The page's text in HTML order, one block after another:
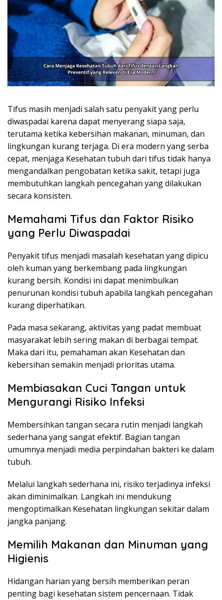
Tifus masih menjadi salah satu penyakit yang perlu
diwaspadai karena dapat menyerang siapa saja,
terutama ketika kebersihan makanan, minuman, dan
lingkungan kurang terjaga. Di era modern yang serba
cepat, menjaga Kesehatan tubuh dari tifus tidak hanya
mengandalkan pengobatan ketika sakit, tetapi juga
membutuhkan langkah pencegahan yang dilakukan
secara konsisten.
Memahami Tifus dan Faktor Risiko
yang Perlu Diwaspadai
Penyakit tifus menjadi masalah kesehatan yang dipicu
oleh kuman yang berkembang pada lingkungan
kurang bersih. Kondisi ini dapat menimbulkan
penurunan kondisi tubuh apabila langkah pencegahan
kurang diperhatikan.
Pada masa sekarang, aktivitas yang padat membuat
masyarakat lebih sering makan di berbagai tempat.
Maka dari itu, pemahaman akan Kesehatan dan
kebersihan semakin menjadi prioritas utama.
Membiasakan Cuci Tangan untuk
Mengurangi Risiko Infeksi
Membersihkan tangan secara rutin menjadi langkah
sederhana yang sangat efektif. Bagian tangan
umumnya menjadi media perpindahan bakteri ke dalam
tubuh.
Melalui langkah sederhana ini, risiko terjadinya infeksi
akan diminimalkan. Langkah ini mendukung
mengoptimalkan Kesehatan lingkungan sekitar dalam
jangka panjang.
Memilih Makanan dan Minuman yang
Higienis
Hidangan harian yang bersih memberikan peran
penting bagi kesehatan sistem pencernaan. Tidak